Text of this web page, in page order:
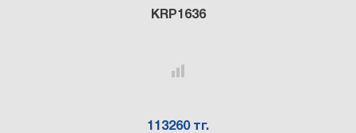
KRP1636
113260 тг.